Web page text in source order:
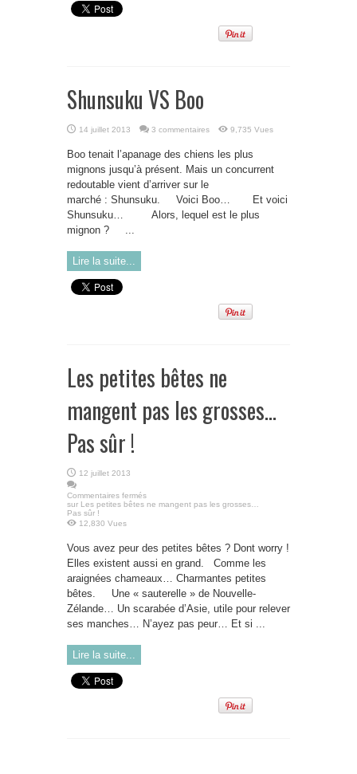
Shunsuku VS Boo
14 juillet 2013 3 commentaires 9,735 Vues
Boo tenait l’apanage des chiens les plus
mignons jusqu’à présent. Mais un concurrent
redoutable vient d’arriver sur le
marché : Shunsuku. Voici Boo… Et voici
Shunsuku… Alors, lequel est le plus
mignon ? ...
Lire la suite...
Les petites bêtes ne
mangent pas les grosses…
Pas sûr !
12 juillet 2013
Commentaires fermés
sur Les petites bêtes ne mangent pas les grosses…
Pas sûr !
12,830 Vues
Vous avez peur des petites bêtes ? Dont worry !
Elles existent aussi en grand. Comme les
araignées chameaux… Charmantes petites
bêtes. Une « sauterelle » de Nouvelle-
Zélande… Un scarabée d’Asie, utile pour relever
ses manches… N’ayez pas peur… Et si ...
Lire la suite...